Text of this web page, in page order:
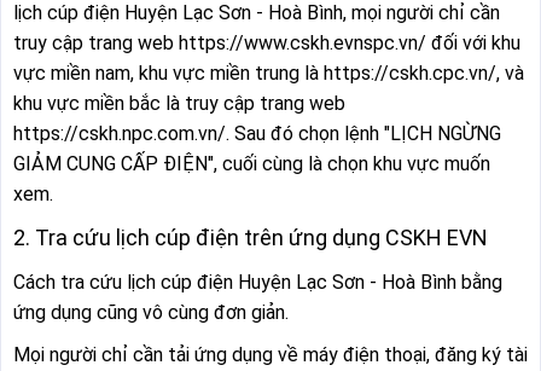
lịch cúp điện Huyện Lạc Sơn - Hoà Bình, mọi người chỉ cần
truy cập trang web https://www.cskh.evnspc.vn/ đối với khu
vực miền nam, khu vực miền trung là https://cskh.cpc.vn/, và
khu vực miền bắc là truy cập trang web
https://cskh.npc.com.vn/. Sau đó chọn lệnh "LỊCH NGỪNG
GIẢM CUNG CẤP ĐIỆN", cuối cùng là chọn khu vực muốn
xem.
2. Tra cứu lịch cúp điện trên ứng dụng CSKH EVN
Cách tra cứu lịch cúp điện Huyện Lạc Sơn - Hoà Bình bằng
ứng dụng cũng vô cùng đơn giản.
Mọi người chỉ cần tải ứng dụng về máy điện thoại, đăng ký tài